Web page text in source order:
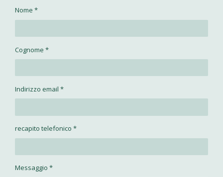
Nome *
Cognome *
Indirizzo email *
recapito telefonico *
Messaggio *